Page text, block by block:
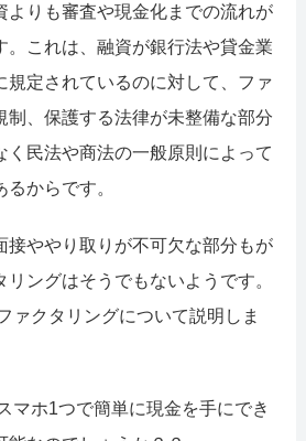
査定依頼
4107
おすすめ記事
よりも審査や現金化までの流れが
。これは、融資が銀行法や貸金業
規定されているのに対して、ファ
制、保護する法律が未整備な部分
く民法や商法の一般原則によって
からです。
接ややり取りが不可欠な部分もが
ングはそうでもないようです。
ァクタリングについて説明しま
マホ1つで簡単に現金を手にでき